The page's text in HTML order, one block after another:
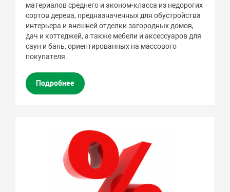
материалов среднего и эконом-класса из недорогих
сортов дерева, предназначенных для обустройства
интерьера и внешней отделки загородных домов,
дач и коттеджей, а также мебели и аксессуаров для
саун и бань, ориентированных на массового
покупателя.
Подробнее